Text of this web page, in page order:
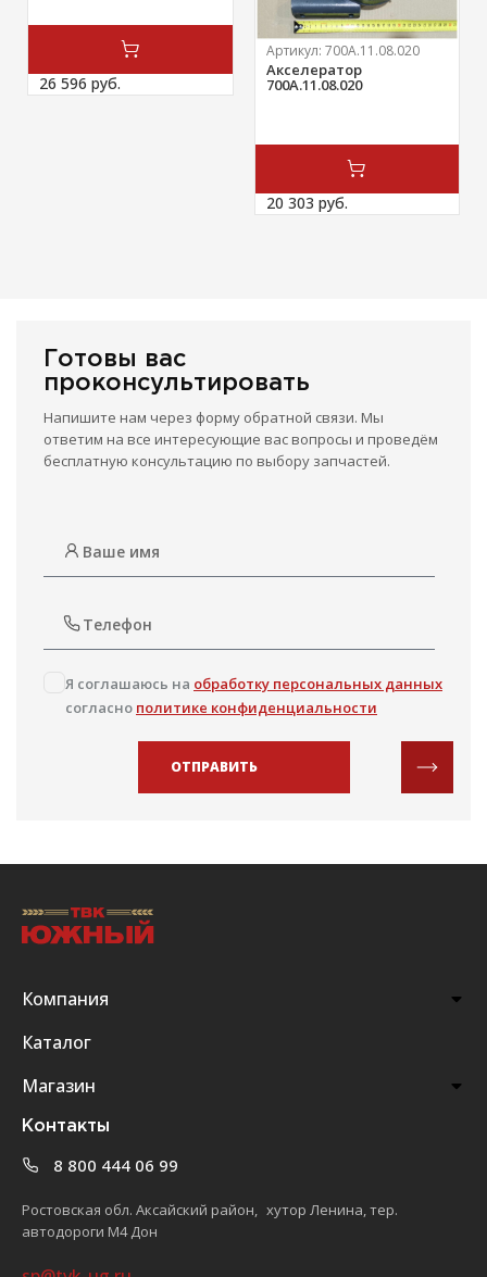
26 596 руб.
Артикул: 700А.11.08.020
Акселератор
700А.11.08.020
20 303 руб.
Готовы вас
проконсультировать
Напишите нам через форму обратной связи. Мы
ответим на все интересующие вас вопросы и проведём
бесплатную консультацию по выбору запчастей.
Я соглашаюсь на обработку персональных данных
согласно политике конфиденциальности
ОТПРАВИТЬ
Компания
Каталог
Магазин
Контакты
8 800 444 06 99
Ростовская обл. Аксайский район, хутор Ленина, тер.
автодороги М4 Дон